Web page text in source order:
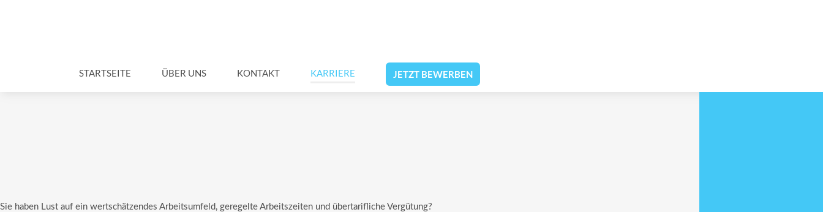
STARTSEITE ÜBER UNS KONTAKT KARRIERE JETZT BEWERBEN
Sie haben Lust auf ein wertschätzendes Arbeitsumfeld, geregelte Arbeitszeiten und übertarifliche Vergütung?